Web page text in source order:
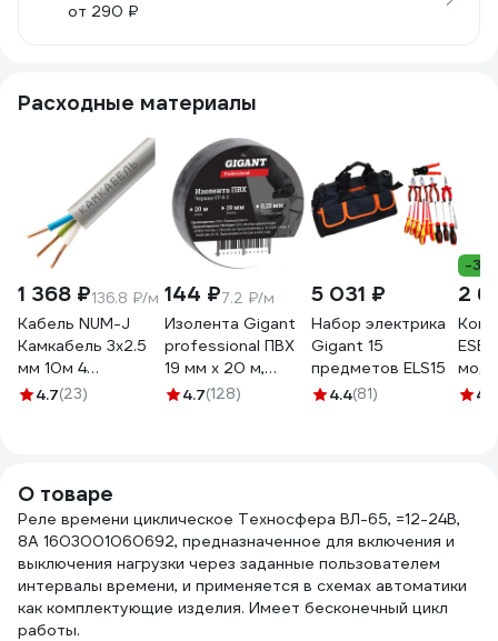
от 290 ₽
Расходные материалы
1 368 ₽136.8 ₽/м
Кабель NUM-J
Камкабель 3x2.5
мм 10м 4
1117S30HG0007ЪM0010М
4.7(23)
144 ₽7.2 ₽/м
Изолента Gigant
professional ПВХ
19 мм х 20 м,
черная GT-0-3
4.7(128)
5 031 ₽
Набор электрика
Gigant 15
предметов ELS15
4.4(81)
-
2
АС-
4.1
О товаре
Реле времени циклическое Техносфера ВЛ-65, =12-24В,
8А 1603001060692, предназначенное для включения и
выключения нагрузки через заданные пользователем
интервалы времени, и применяется в схемах автоматики
как комплектующие изделия. Имеет бесконечный цикл
работы.